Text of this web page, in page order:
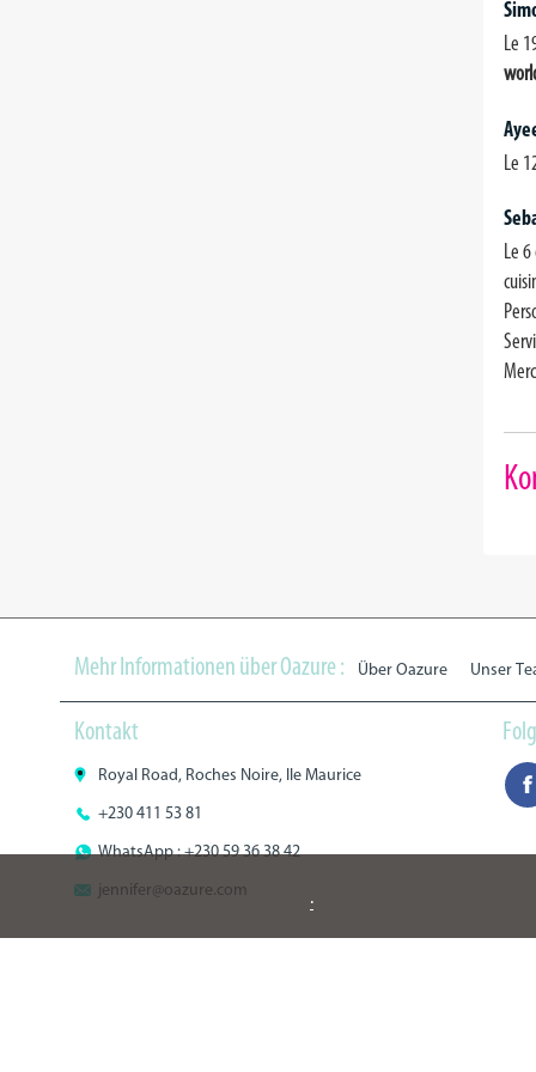
Le
Le
Le
Mehr Informationen über Oazure : Über Oazure Unser
Kontakt
Royal Road, Roches Noire, Ile Maurice
+230 411 53 81
WhatsApp : +230 59 36 38 42
jennifer@oazure.com
.